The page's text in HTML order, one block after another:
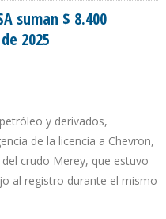
suman $ 8.400
2025
y derivados,
de la licencia a Chevron,
crudo Merey, que estuvo
al registro durante el mismo